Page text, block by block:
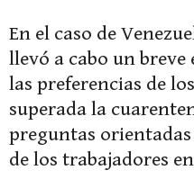
En el caso de
llevó a cabo un
las preferencias de
superada la
preguntas
de los trabajadores